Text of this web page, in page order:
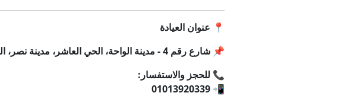
📍 عنوان العيادة
📌 شارع رقم 4 - مدينة الواحة، الحي العاشر، مدينة نصر، القاهرة
📞 للحجز والاستفسار:
📲
01013920339